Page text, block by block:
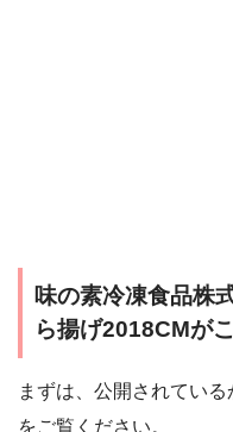
味の素冷凍食品株
ら揚げ2018CMが
まずは、公開されてい
をご覧ください。